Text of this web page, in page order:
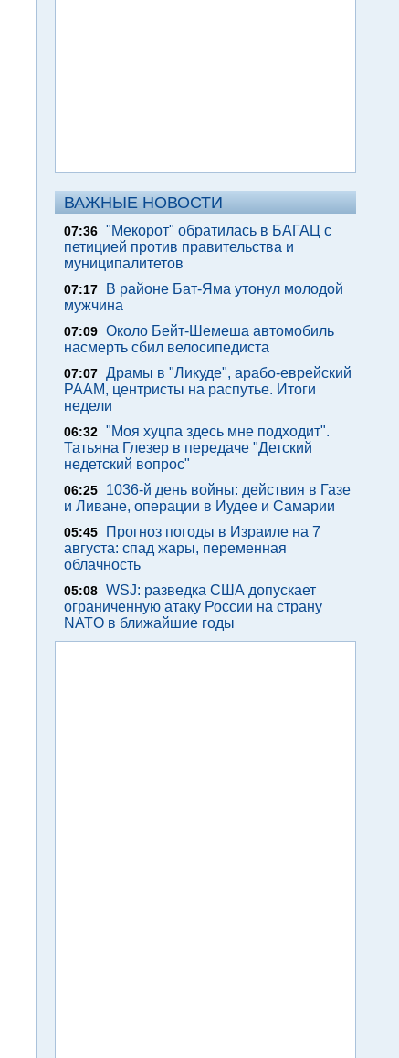
ВАЖНЫЕ НОВОСТИ
07:36 "Мекорот" обратилась в БАГАЦ с
петицией против правительства и
муниципалитетов
07:17
В районе Бат-Яма утонул молодой
мужчина
07:09 Около Бейт-Шемеша автомобиль
насмерть сбил велосипедиста
07:07 Драмы в "Ликуде", арабо-еврейский
РААМ, центристы на распутье. Итоги
недели
06:32 "Моя хуцпа здесь мне подходит".
Татьяна Глезер в передаче "Детский
недетский вопрос"
06:25
1036-й день войны: действия в Газе
и Ливане, операции в Иудее и Самарии
05:45
Прогноз погоды в Израиле на 7
августа: спад жары, переменная
облачность
05:08 WSJ: разведка США допускает
ограниченную атаку России на страну
NATO в ближайшие годы